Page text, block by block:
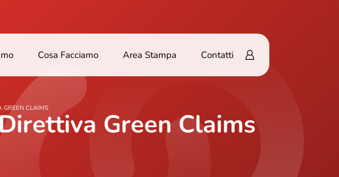
Cosa Facciamo Area Stampa Contatti
GREEN CLAIMS Green Claims